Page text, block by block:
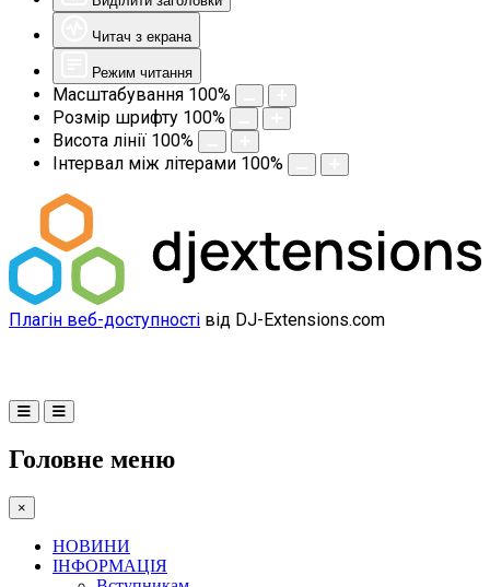
Читач з екрана
Режим читання
Масштабування 100%
Розмір шрифту 100%
Висота лінії 100%
Інтервал між літерами 100%
Плагін веб-доступності від DJ-Extensions.com
Головне меню
×
НОВИНИ
ІНФОРМАЦІЯ